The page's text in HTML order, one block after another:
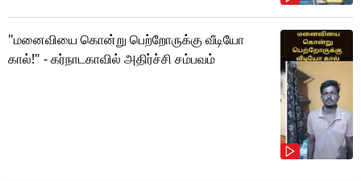
"மனைவியை கொன்று பெற்றோருக்கு வீடியோ
கால்!" - கர்நாடகாவில் அதிர்ச்சி சம்பவம்